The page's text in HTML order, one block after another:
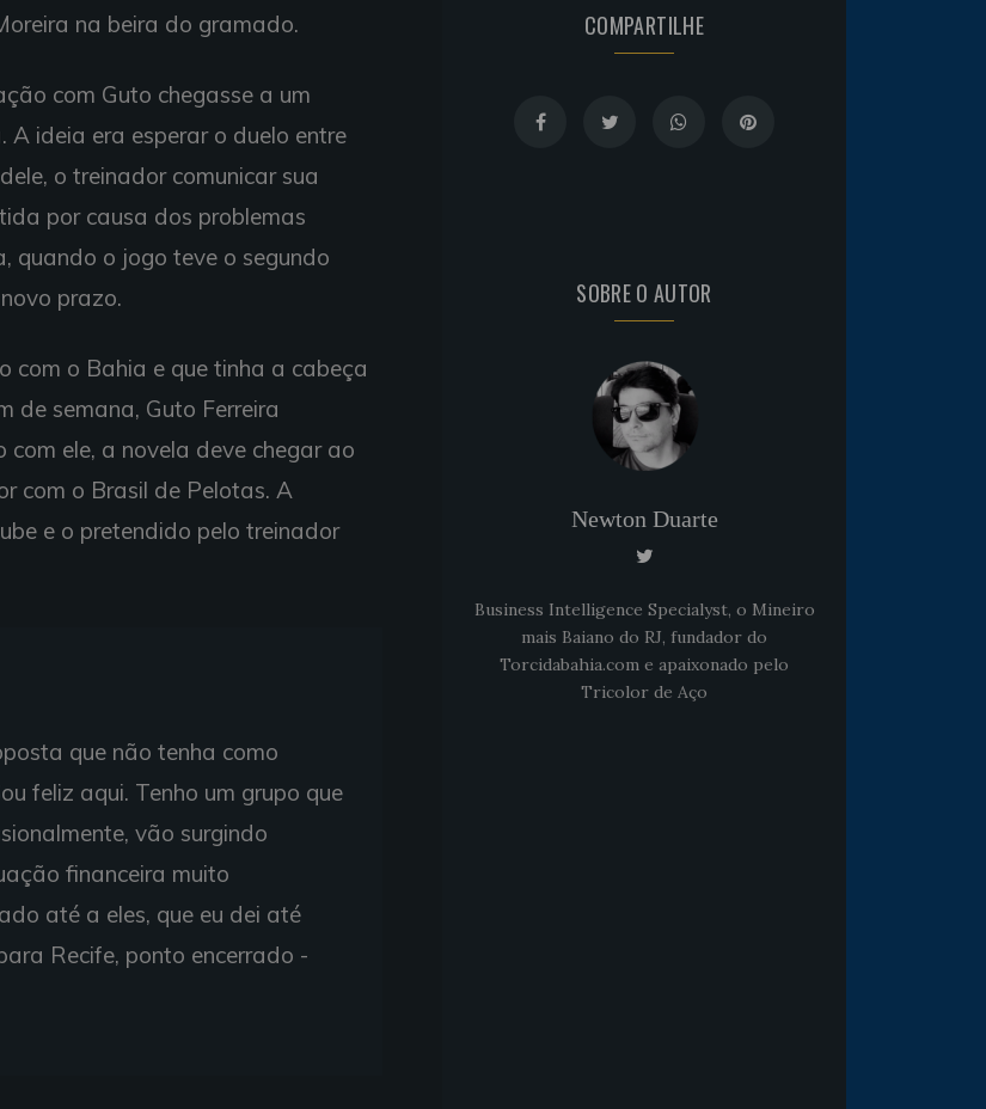
na beira do gramado.
com Guto chegasse a um
ideia era esperar o duelo entre
o treinador comunicar sua
por causa dos problemas
quando o jogo teve o segundo
prazo.
com o Bahia e que tinha a cabeça
de semana, Guto Ferreira
ele, a novela deve chegar ao
com o Brasil de Pelotas. A
e o pretendido pelo treinador
que não tenha como
feliz aqui. Tenho um grupo que
vão surgindo
financeira muito
até a eles, que eu dei até
Recife, ponto encerrado -
COMPARTILHE
SOBRE O AUTOR
Newton Duarte
Business Intelligence Specialyst, o Mineiro
mais Baiano do RJ, fundador do
Torcidabahia.com e apaixonado pelo
Tricolor de Aço